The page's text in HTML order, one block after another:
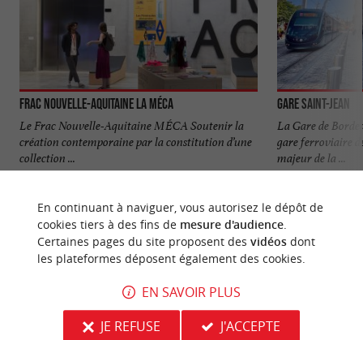
Frac Nouvelle-Aquitaine La MÉCA
Le Frac Nouvelle-Aquitaine MÉCA Soutenir la
création contemporaine par la constitution d’une
collection ...
Gare Saint-Jean
La Gare de
gare ferroviaire
majeur de la ...
NOUS AVONS TESTÉPOUR VOUS
En continuant à naviguer, vous autorisez le dépôt de
cookies tiers à des fins de mesure d'audience.
Certaines pages du site proposent des vidéosdont
les plateformes déposent également des cookies.
EN SAVOIR PLUS
JE REFUSE
J'ACCEPTE